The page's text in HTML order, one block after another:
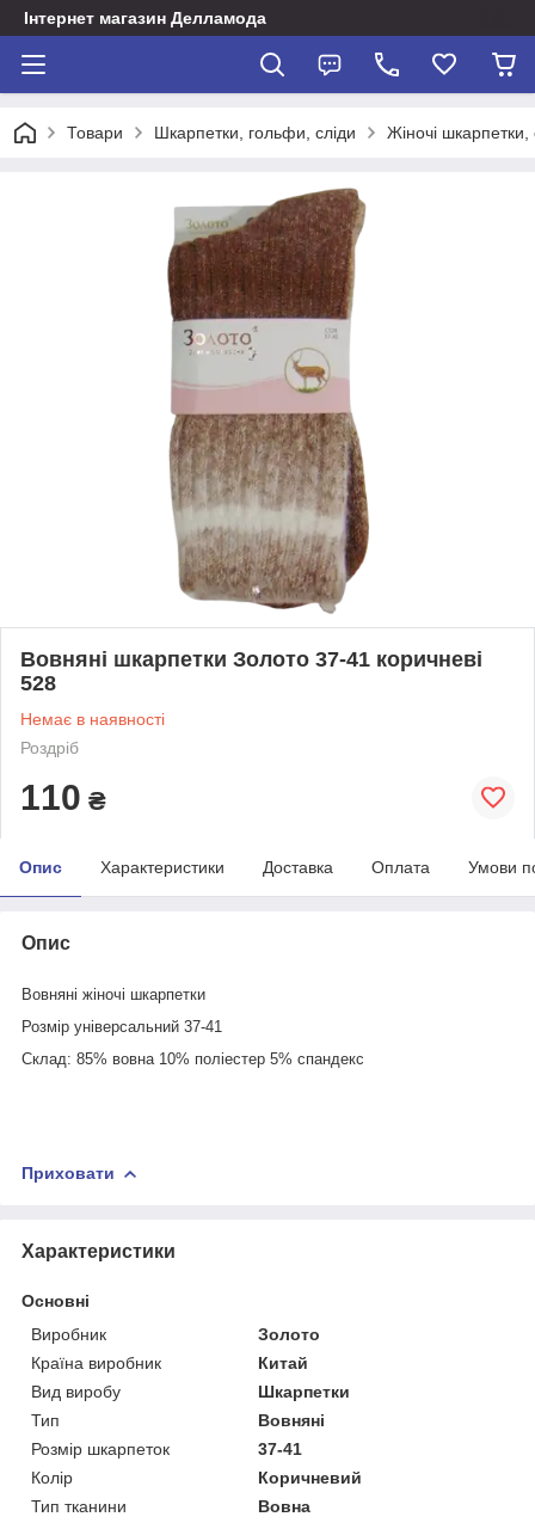
Інтернет магазин Делламода
Товари Шкарпетки, гольфи, сліди Жіночі шкарпетки,
Вовняні шкарпетки Золото 37-41 коричневі
528
Немає в наявності
Роздріб
110 ₴
Опис Характеристики Доставка Оплата Умови
Опис
Вовняні жіночі шкарпетки
Розмір універсальний 37-41
Склад: 85% вовна 10% поліестер 5% спандекс
Приховати
Характеристики
Основні
Виробник
Золото
Країна виробник
Китай
Вид виробу
Шкарпетки
Тип
Вовняні
Розмір шкарпеток
37-41
Колір
Коричневий
Тип тканини
Вовна